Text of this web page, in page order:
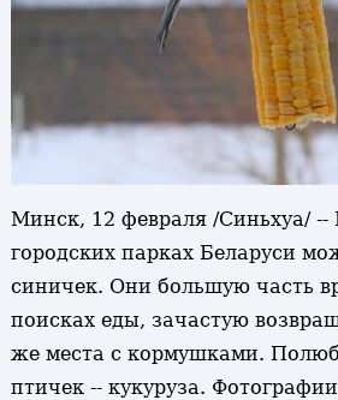
Минск, 12 февраля /Синьхуа/ --
городских парках Беларуси
синичек. Они большую часть
поисках еды, зачастую
же места с кормушками.
птичек -- кукуруза.